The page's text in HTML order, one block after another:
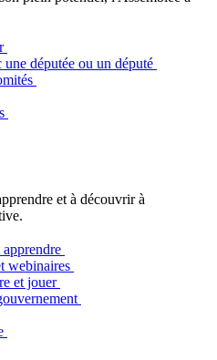
députée ou un député
et à découvrir à
webinaires
et jouer